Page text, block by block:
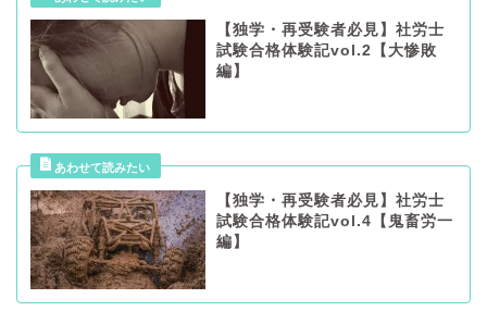
【独学・再受験者必見】社労士
試験合格体験記vol.2【大惨敗
編】
【独学・再受験者必見】社労士
試験合格体験記vol.4【鬼畜労一
編】